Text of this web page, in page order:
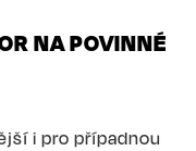
NA POVINNÉ
i pro případnou